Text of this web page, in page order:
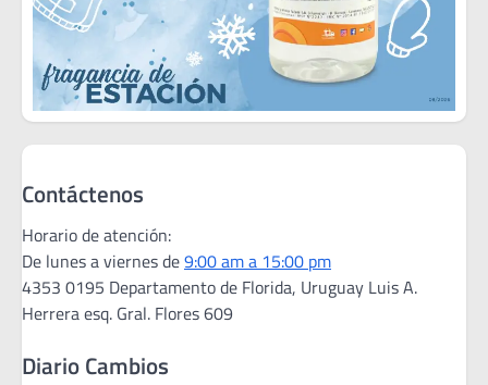
Contáctenos
Horario de atención:
De lunes a viernes de9:00 am a 15:00 pm
4353 0195 Departamento de Florida, Uruguay Luis A.
Herrera esq. Gral. Flores 609
Diario Cambios